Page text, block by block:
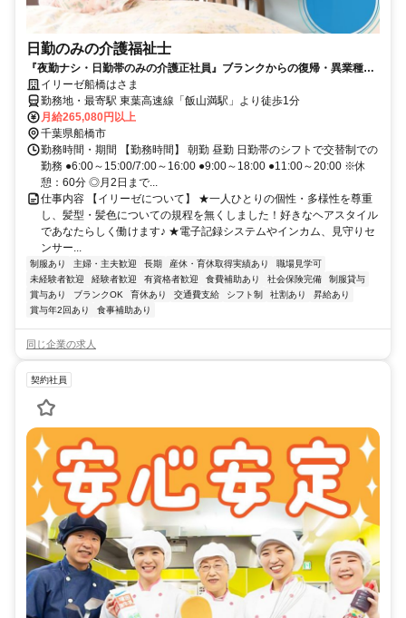
日勤のみの介護福祉士
『夜勤ナシ・日勤帯のみの介護正社員』ブランクからの復帰・異業種か
らの転職も大歓迎です！
イリーゼ船橋はさま
勤務地・最寄駅 東葉高速線「飯山満駅」より徒歩1分
月給265,080円以上
千葉県船橋市
勤務時間・期間 【勤務時間】 朝勤 昼勤 日勤帯のシフトで交替制での
勤務 ●6:00～15:00/7:00～16:00 ●9:00～18:00 ●11:00～20:00 ※休
憩：60分 ◎月2日まで...
仕事内容 【イリーゼについて】 ★一人ひとりの個性・多様性を尊重
し、髪型・髪色についての規程を無くしました！好きなヘアスタイル
であなたらしく働けます♪ ★電子記録システムやインカム、見守りセ
ンサー...
制服あり 主婦・主夫歓迎 長期 産休・育休取得実績あり
職場見学可
未経験者歓迎
経験者歓迎 有資格者歓迎 食費補助あり 社会保険完備
制服貸与
賞与あり
ブランクOK 育休あり 交通費支給 シフト制 社割あり
昇給あり
賞与年2回あり
食事補助あり
同じ企業の求人
契約社員